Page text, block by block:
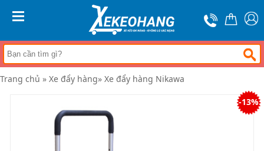
Trang
chủ
Xe
đẩy
hàng
Xe
Trang chủ » Xe đẩy hàng» Xe đẩy hàng Nikawa
-13%